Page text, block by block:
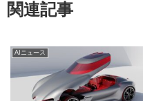
関連記事
AIニュース